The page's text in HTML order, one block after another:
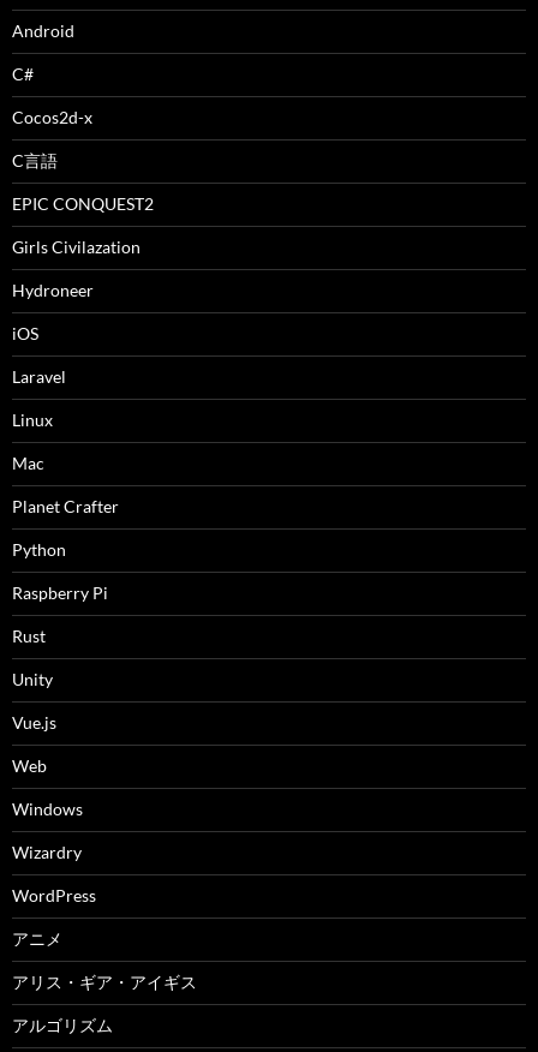
Android
C#
Cocos2d-x
C言語
EPIC CONQUEST2
Girls Civilazation
Hydroneer
iOS
Laravel
Linux
Mac
Planet Crafter
Python
Raspberry Pi
Rust
Unity
Vue.js
Web
Windows
Wizardry
WordPress
アニメ
アリス・ギア・アイギス
アルゴリズム